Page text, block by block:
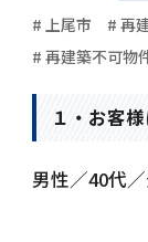
# 上尾市
# 再
# 再建築不可物
１・お客
男性／40代